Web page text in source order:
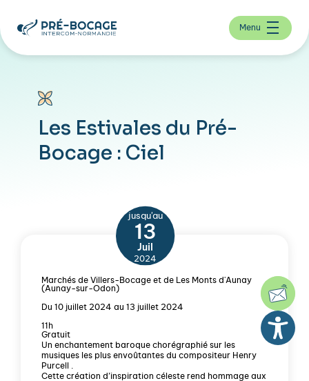
Menu
Les Estivales du Pré-
Bocage : Ciel
jusqu'au
13
Juil
2024
Marchés de Villers-Bocage et de Les Monts d'Aunay
(Aunay-sur-Odon)
Du 10 juillet 2024 au 13 juillet 2024
11h
Gratuit
Un enchantement baroque chorégraphié sur les
musiques les plus envoûtantes du compositeur Henry
Purcell .
Cette création d’inspiration céleste rend hommage aux